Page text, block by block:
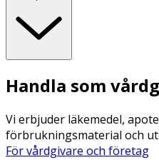
Handla som
Vi erbjuder läkemedel,
förbrukningsmaterial och
För vårdgivare och företag